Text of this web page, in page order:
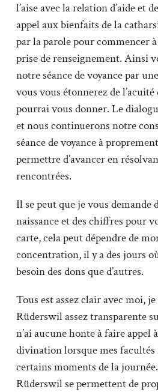
l’aise avec la relation d’aide et
appel aux bienfaits de la
par la parole pour commencer
prise de renseignement. Ainsi
notre séance de voyance par
vous vous étonnerez de
pourrai vous donner. Le
et nous continuerons notre
séance de voyance à
permettre d’avancer en
rencontrées.
Il se peut que je vous demande
naissance et des chiffres pour
carte, cela peut dépendre de
concentration, il y a des jours
besoin des dons que d’autres.
Tous est assez clair avec moi,
Rüderswil assez transparente
n’ai aucune honte à faire appel
divination lorsque mes facultés
certains moments de la
Rüderswil se permettent de